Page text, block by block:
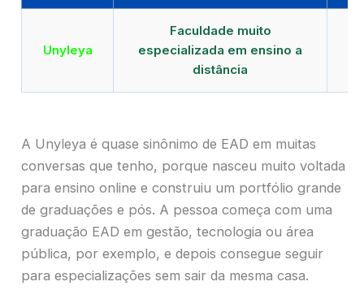
Unyleya
Faculdade muito
especializada em ensino a
distância
A Unyleya é quase sinônimo de EAD em muitas
conversas que tenho, porque nasceu muito voltada
para ensino online e construiu um portfólio grande
de graduações e pós. A pessoa começa com uma
graduação EAD em gestão, tecnologia ou área
pública, por exemplo, e depois consegue seguir
para especializações sem sair da mesma casa.